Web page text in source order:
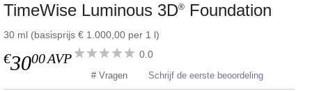
TimeWise Luminous 3D® Foundation
30 ml (basisprijs € 1.000,00 per 1 l)
€3000AVP 0.0
# Vragen Schrijf de eerste beoordeling